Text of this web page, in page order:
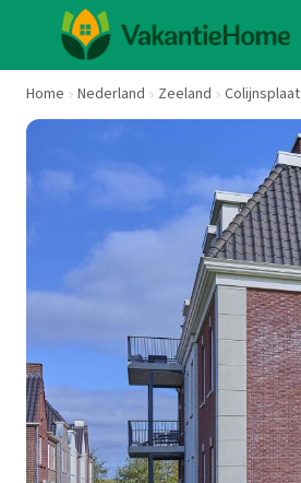
Home Nederland Zeeland Colijnsplaat